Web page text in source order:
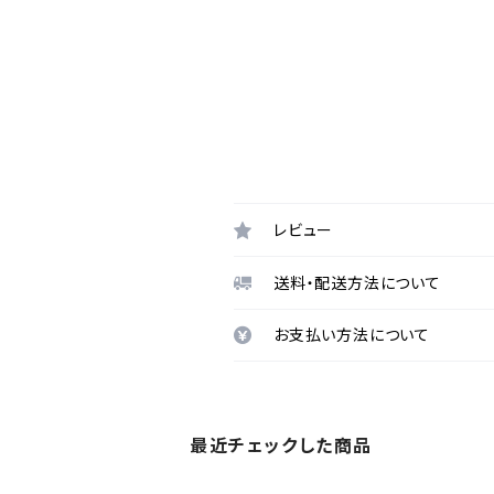
レビュー
送料・配送方法について
お支払い方法について
最近チェックした商品